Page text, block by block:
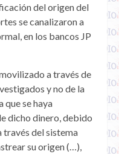
del origen del
se canalizaron a
en los bancos JP
a través de
y no de la
se haya
dicho dinero, debido
través del sistema
su origen (…),